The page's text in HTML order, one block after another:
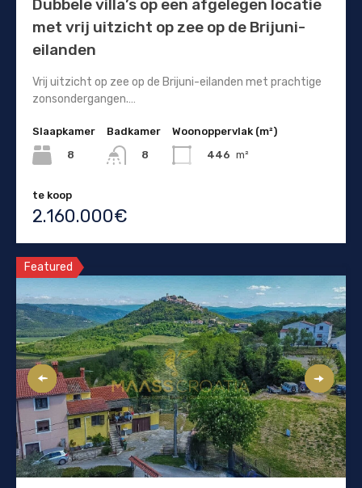
Dubbele villa’s op een afgelegen locatie
met vrij uitzicht op zee op de Brijuni-
eilanden
Vrij uitzicht op zee op de Brijuni-eilanden met prachtige
zonsondergangen.…
Slaapkamer
8
Badkamer
8
Woonoppervlak (m²)
446 m²
te koop
2.160.000€
Featured